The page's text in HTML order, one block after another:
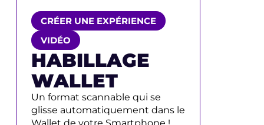
CRÉER UNE EXPÉRIENCE
VIDÉO
HABILLAGE
WALLET
Un format scannable qui se
glisse automatiquement dans le